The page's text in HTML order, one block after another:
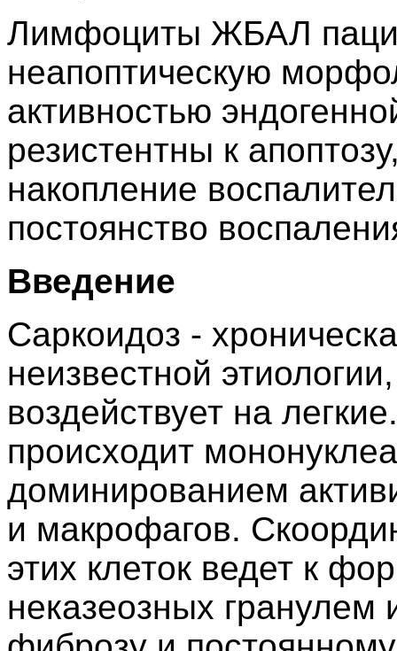
Лимфоциты ЖБАЛ
неапоптическую
активностью
резистентны к
накопление
постоянство
Введение
Саркоидоз -
неизвестной
воздействует на
происходит
доминированием
и макрофагов.
этих клеток ведет к
неказеозных гранулем